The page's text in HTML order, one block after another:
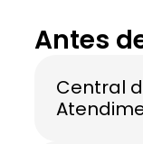
Antes
Central